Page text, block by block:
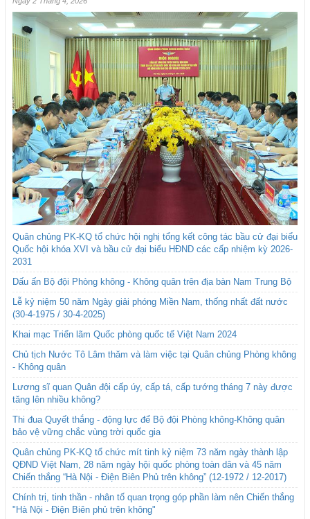
Quân chủng PK-KQ tổ chức hội nghị tổng kết công tác bầu cử đại biểu
Quốc hội khóa XVI và bầu cử đại biểu HĐND các cấp nhiệm kỳ 2026-
2031
Dấu ấn Bộ đội Phòng không - Không quân trên địa bàn Nam Trung Bộ
Lễ kỷ niệm 50 năm Ngày giải phóng Miền Nam, thống nhất đất nước
(30-4-1975 / 30-4-2025)
Khai mạc Triển lãm Quốc phòng quốc tế Việt Nam 2024
Chủ tịch Nước Tô Lâm thăm và làm việc tại Quân chủng Phòng không
- Không quân
Lương sĩ quan Quân đội cấp úy, cấp tá, cấp tướng tháng 7 này được
tăng lên nhiều không?
Thi đua Quyết thắng - động lực để Bộ đội Phòng không-Không quân
bảo vệ vững chắc vùng trời quốc gia
Quân chủng PK-KQ tổ chức mít tinh kỷ niệm 73 năm ngày thành lập
QĐND Việt Nam, 28 năm ngày hội quốc phòng toàn dân và 45 năm
Chiến thắng “Hà Nội - Điện Biên Phủ trên không” (12-1972 / 12-2017)
Chính trị, tinh thần - nhân tố quan trọng góp phần làm nên Chiến thắng
"Hà Nội - Điện Biên phủ trên không"